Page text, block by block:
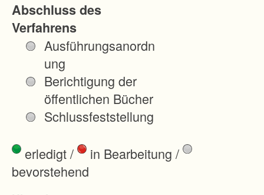
Abschluss des
Verfahrens
Ausführungsanordn
ung
Berichtigung der
öffentlichen Bücher
Schlussfeststellung
erledigt/ in Bearbeitung /
bevorstehend